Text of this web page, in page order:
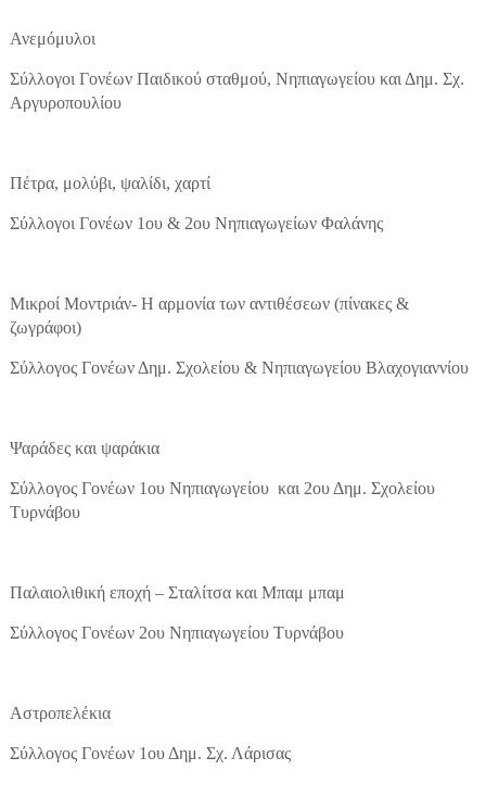
Ανεμόμυλοι
Σύλλογοι Γονέων Παιδικού σταθμού, Νηπιαγωγείου και Δημ. Σχ.
Αργυροπουλίου
Πέτρα, μολύβι, ψαλίδι, χαρτί
Σύλλογοι Γονέων 1ου & 2ου Νηπιαγωγείων Φαλάνης
Μικροί Μοντριάν- Η αρμονία των αντιθέσεων (πίνακες &
ζωγράφοι)
Σύλλογος Γονέων Δημ. Σχολείου & Νηπιαγωγείου Βλαχογιαννίου
Ψαράδες και ψαράκια
Σύλλογος Γονέων 1ου Νηπιαγωγείου και 2ου Δημ. Σχολείου
Τυρνάβου
Παλαιολιθική εποχή – Σταλίτσα και Μπαμ μπαμ
Σύλλογος Γονέων 2ου Νηπιαγωγείου Τυρνάβου
Αστροπελέκια
Σύλλογος Γονέων 1ου Δημ. Σχ. Λάρισας